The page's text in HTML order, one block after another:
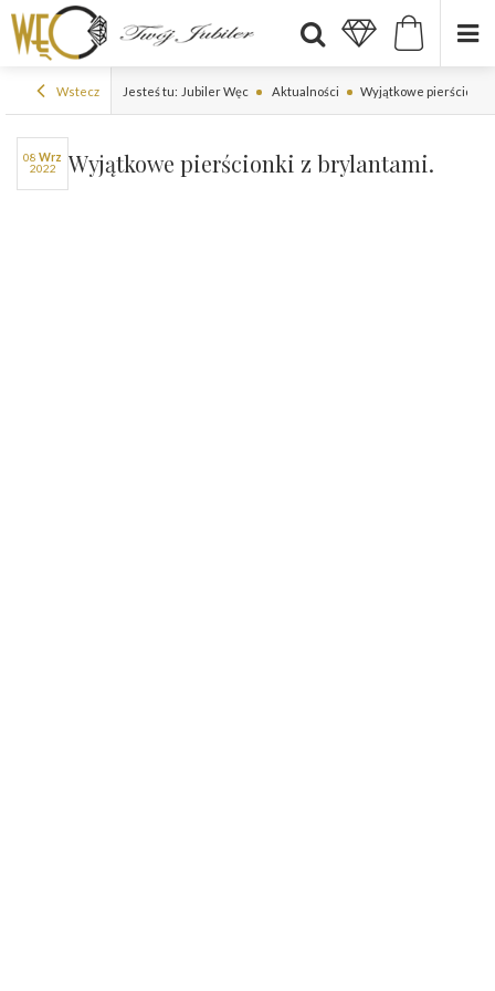
Wstecz Jesteś tu: Jubiler Węc Aktualności Wyjątkowe pierścionki
08
wrz
2022
Wyjątkowe pierścionki z brylantami.